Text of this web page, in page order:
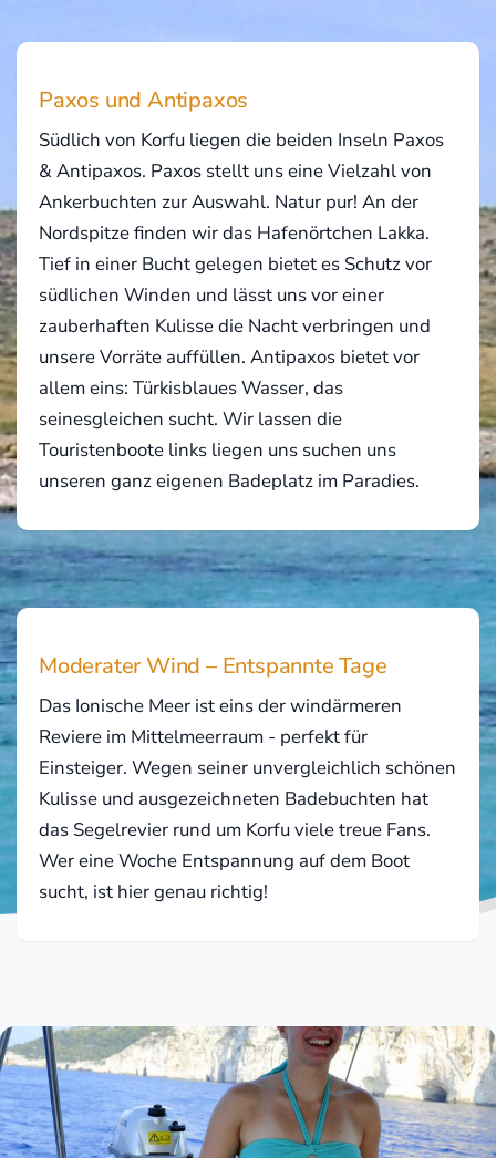
Paxos und Antipaxos
Südlich von Korfu liegen die beiden Inseln Paxos
& Antipaxos. Paxos stellt uns eine Vielzahl von
Ankerbuchten zur Auswahl. Natur pur! An der
Nordspitze finden wir das Hafenörtchen Lakka.
Tief in einer Bucht gelegen bietet es Schutz vor
südlichen Winden und lässt uns vor einer
zauberhaften Kulisse die Nacht verbringen und
unsere Vorräte auffüllen. Antipaxos bietet vor
allem eins: Türkisblaues Wasser, das
seinesgleichen sucht. Wir lassen die
Touristenboote links liegen uns suchen uns
unseren ganz eigenen Badeplatz im Paradies.
Moderater Wind – Entspannte Tage
Das Ionische Meer ist eins der windärmeren
Reviere im Mittelmeerraum - perfekt für
Einsteiger. Wegen seiner unvergleichlich schönen
Kulisse und ausgezeichneten Badebuchten hat
das Segelrevier rund um Korfu viele treue Fans.
Wer eine Woche Entspannung auf dem Boot
sucht, ist hier genau richtig!